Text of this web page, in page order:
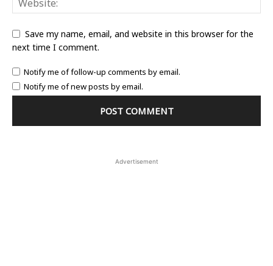
Save my name, email, and website in this browser for the
next time I comment.
Notify me of follow-up comments by email.
Notify me of new posts by email.
Advertisement